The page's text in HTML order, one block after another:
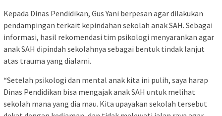
Kepada Dinas Pendidikan, Gus Yani berpesan agar dilakukan
pendampingan terkait kepindahan sekolah anak SAH. Sebagai
informasi, hasil rekomendasi tim psikologi menyarankan agar
anak SAH dipindah sekolahnya sebagai bentuk tindak lanjut
atas trauma yang dialami.
“Setelah psikologi dan mental anak kita ini pulih, saya harap
Dinas Pendidikan bisa mengajak anak SAH untuk melihat
sekolah mana yang dia mau. Kita upayakan sekolah tersebut